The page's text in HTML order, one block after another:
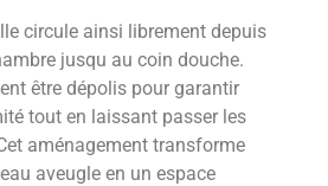
circule ainsi librement depuis
jusqu au coin douche.
être dépolis pour garantir
tout en laissant passer les
aménagement transforme
aveugle en un espace